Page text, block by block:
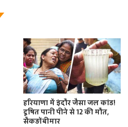
हरियाणा में इंदौर जैसा जल कांड!
दूषित पानी पीने से 12 की मौत,
सैकड़ों बीमार